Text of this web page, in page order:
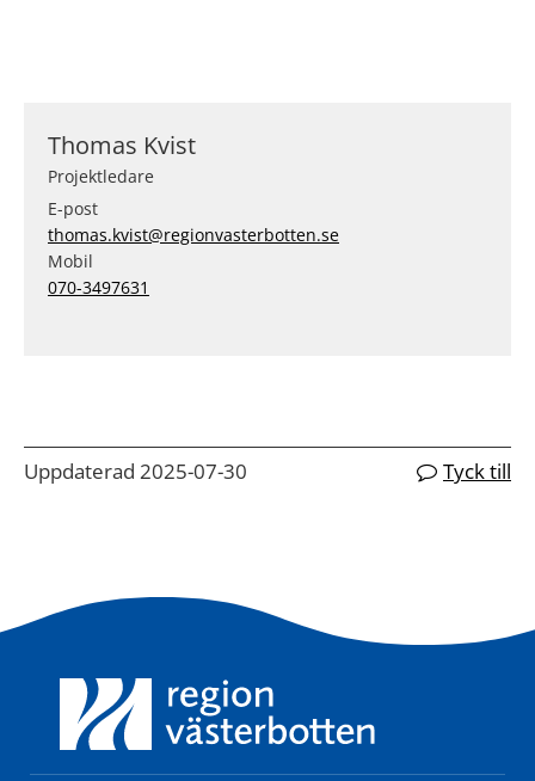
Thomas Kvist
Projektledare
E-post
thomas.kvist@regionvasterbotten.se
Mobil
070-3497631
Uppdaterad 2025-07-30 Tyck till